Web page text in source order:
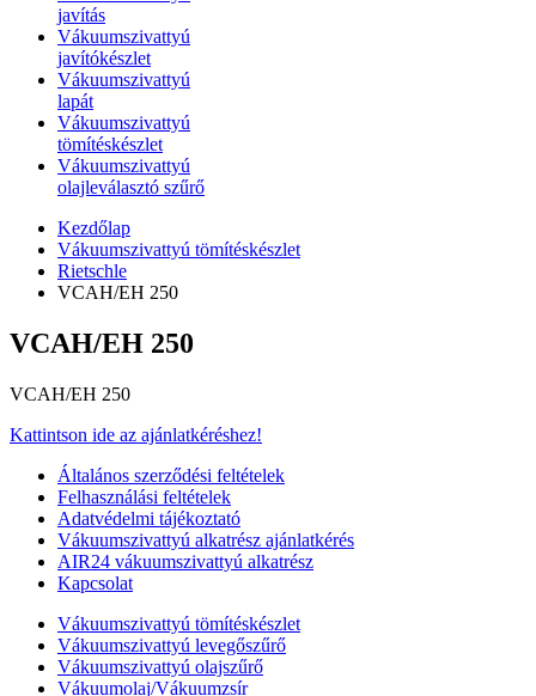
javítás
Vákuumszivattyú
javítókészlet
Vákuumszivattyú
lapát
Vákuumszivattyú
tömítéskészlet
Vákuumszivattyú
olajleválasztó szűrő
Kezdőlap
Vákuumszivattyú tömítéskészlet
Rietschle
VCAH/EH 250
VCAH/EH 250
VCAH/EH 250
Kattintson ide az ajánlatkéréshez!
Általános szerződési feltételek
Felhasználási feltételek
Adatvédelmi tájékoztató
Vákuumszivattyú alkatrész ajánlatkérés
AIR24 vákuumszivattyú alkatrész
Kapcsolat
Vákuumszivattyú tömítéskészlet
Vákuumszivattyú levegőszűrő
Vákuumszivattyú olajszűrő
Vákuumolaj/Vákuumzsír